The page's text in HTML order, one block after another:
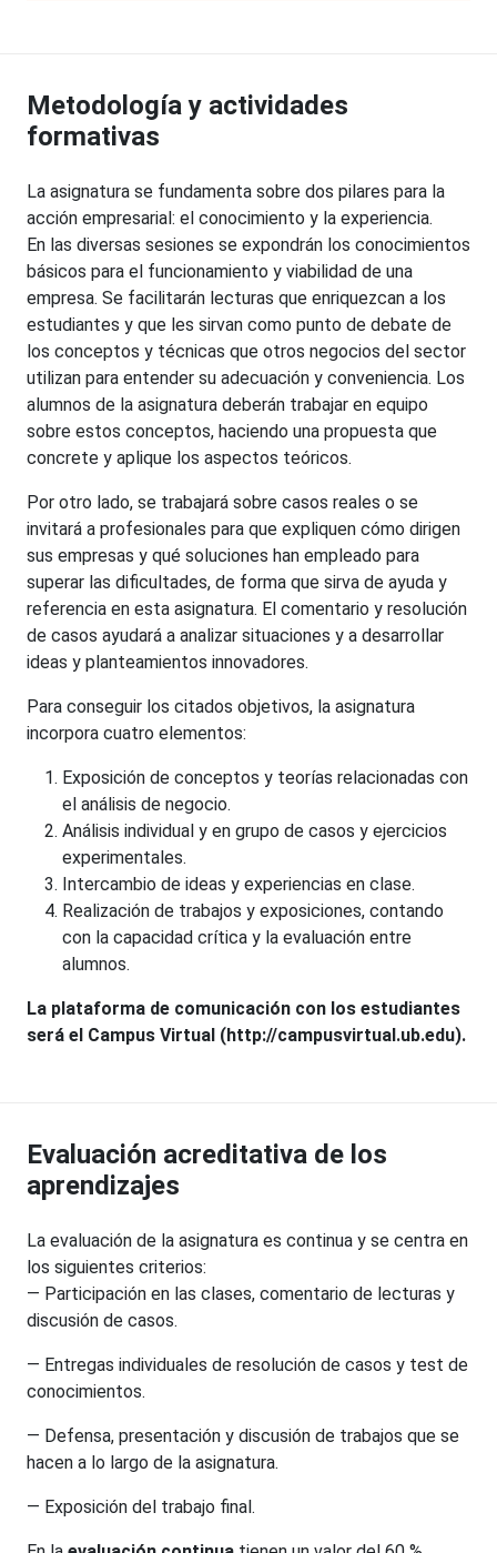
Metodología y actividades
formativas
La asignatura se fundamenta sobre dos pilares para la
acción empresarial: el conocimiento y la experiencia.
En las diversas sesiones se expondrán los conocimientos
básicos para el funcionamiento y viabilidad de una
empresa. Se facilitarán lecturas que enriquezcan a los
estudiantes y que les sirvan como punto de debate de
los conceptos y técnicas que otros negocios del sector
utilizan para entender su adecuación y conveniencia. Los
alumnos de la asignatura deberán trabajar en equipo
sobre estos conceptos, haciendo una propuesta que
concrete y aplique los aspectos teóricos.
Por otro lado, se trabajará sobre casos reales o se
invitará a profesionales para que expliquen cómo dirigen
sus empresas y qué soluciones han empleado para
superar las dificultades, de forma que sirva de ayuda y
referencia en esta asignatura. El comentario y resolución
de casos ayudará a analizar situaciones y a desarrollar
ideas y planteamientos innovadores.
Para conseguir los citados objetivos, la asignatura
incorpora cuatro elementos:
Exposición de conceptos y teorías relacionadas con
el análisis de negocio.
Análisis individual y en grupo de casos y ejercicios
experimentales.
Intercambio de ideas y experiencias en clase.
Realización de trabajos y exposiciones, contando
con la capacidad crítica y la evaluación entre
alumnos.
La plataforma de comunicación con los estudiantes
será el Campus Virtual (http://campusvirtual.ub.edu).
Evaluación acreditativa de los
aprendizajes
La evaluación de la asignatura es continua y se centra en
los siguientes criterios:
— Participación en las clases, comentario de lecturas y
discusión de casos.
— Entregas individuales de resolución de casos y test de
conocimientos.
— Defensa, presentación y discusión de trabajos que se
hacen a lo largo de la asignatura.
— Exposición del trabajo final.